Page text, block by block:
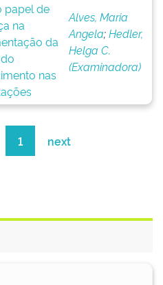
papel de
na
da
nas
Alves, Maria
Angela;Hedler,
Helga C.
(Examinadora)
1 next